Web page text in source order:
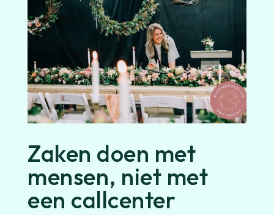
Zaken doen met
mensen, niet met
een callcenter